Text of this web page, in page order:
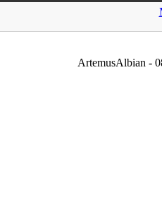
ArtemusAlbian -